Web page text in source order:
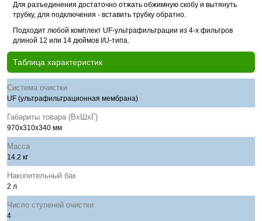
Для разъединения достаточно отжать обжимную скобу и вытянуть
трубку, для подключения - вставить трубку обратно.
Подходит любой комплект UF-ультрафильтрации из 4-х фильтров
длиной 12 или 14 дюймов I/U-типа.
Таблица характеристик
Система очистки
UF (ультрафильтрационная мембрана)
Габариты товара (ВхШхГ)
970x310х340 мм
Масса
14.2 кг
Накопительный бак
2 л
Число ступеней очистки
4